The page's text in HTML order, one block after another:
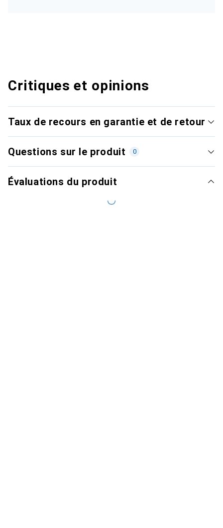
Critiques et opinions
Taux de recours en garantie et de retour
Questions sur le produit 0
Évaluations du produit